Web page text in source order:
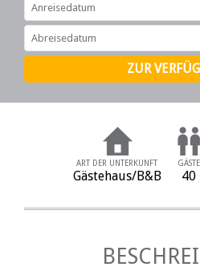
ART DER UNTERKUNFT
Gästehaus/B&B
GÄSTE
40